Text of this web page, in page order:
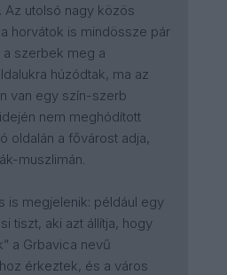
Az utolsó nagy közös
horvátok is mindössze pár
a szerbek meg a
húzódtak, ma az
van egy szín-szerb
nem meghódított
oldalán a fővárost adja,
muszlimán.
is megjelenik: például egy
tiszt, aki azt állítja, hogy
a Grbavica nevű
érkeztek, és a város